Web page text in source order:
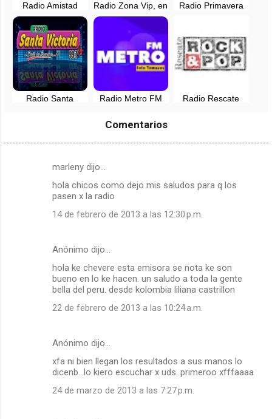
Radio Amistad
Chiclayo EN VIVO
- 1330 AM
Radio Zona Vip, en
vivo - Chiclayo,
Lambayeque
Radio Primavera
Radio Santa
Radio Metro FM
Radio Rescate
Comentarios
marleny dijo…
hola chicos como dejo mis saludos para q los
pasen x la radio
14 de febrero de 2013 a las 12:30 p.m.
Anónimo dijo…
hola ke chevere esta emisora se nota ke son
bueno en lo ke hacen. un saludo a toda la gente
bella del peru. desde kolombia liliana castrillon
22 de febrero de 2013 a las 10:24 a.m.
Anónimo dijo…
xfa ni bien llegan los resultados a sus manos lo
dicenb...lo kiero escuchar x uds. primeroo xfffaaaa
24 de marzo de 2013 a las 7:27 p.m.